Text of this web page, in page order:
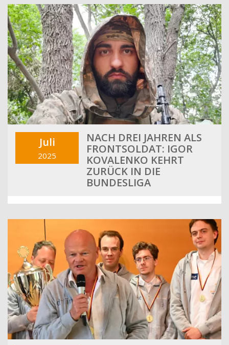
Juli
2025
NACH DREI JAHREN ALS
FRONTSOLDAT: IGOR
KOVALENKO KEHRT
ZURÜCK IN DIE
BUNDESLIGA